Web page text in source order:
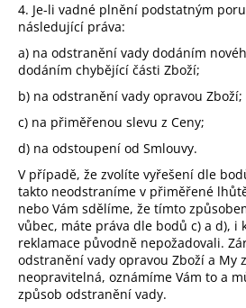
4. Je-li vadné plnění podstatným
následující práva:
a) na odstranění vady dodáním
dodáním chybějící části Zboží;
b) na odstranění vady opravou Zboží;
c) na přiměřenou slevu z Ceny;
d) na odstoupení od Smlouvy.
V případě, že zvolíte vyřešení dle
takto neodstraníme v přiměřené
nebo Vám sdělíme, že tímto
vůbec, máte práva dle bodů c) a d), i
reklamace původně nepožadovali.
odstranění vady opravou Zboží a My
neopravitelná, oznámíme Vám to a
způsob odstranění vady.